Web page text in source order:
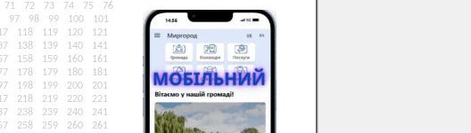
71 72 73 74 75
76
97 98 99 100
101
118 119 120
121
138 139 140
141
158 159 160
161
178 179 180
181
198 199 200
201
218 219 220
221
238 239 240
241
258 259 260
261